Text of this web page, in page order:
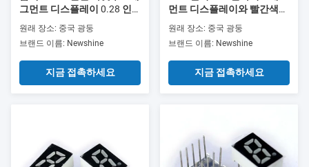
그먼트 디스플레이 0.28 인
색상 전자 장치 및 측정 응용
프로그램에 이상적입니다
원래 장소: 중국 광둥
브랜드 이름: Newshine
지금 접촉하세요
먼트 디스플레이와 빨간색
이션을위한 8.1mm 디지털
높이
원래 장소: 중국 광둥
브랜드 이름: Newshine
지금 접촉하세요